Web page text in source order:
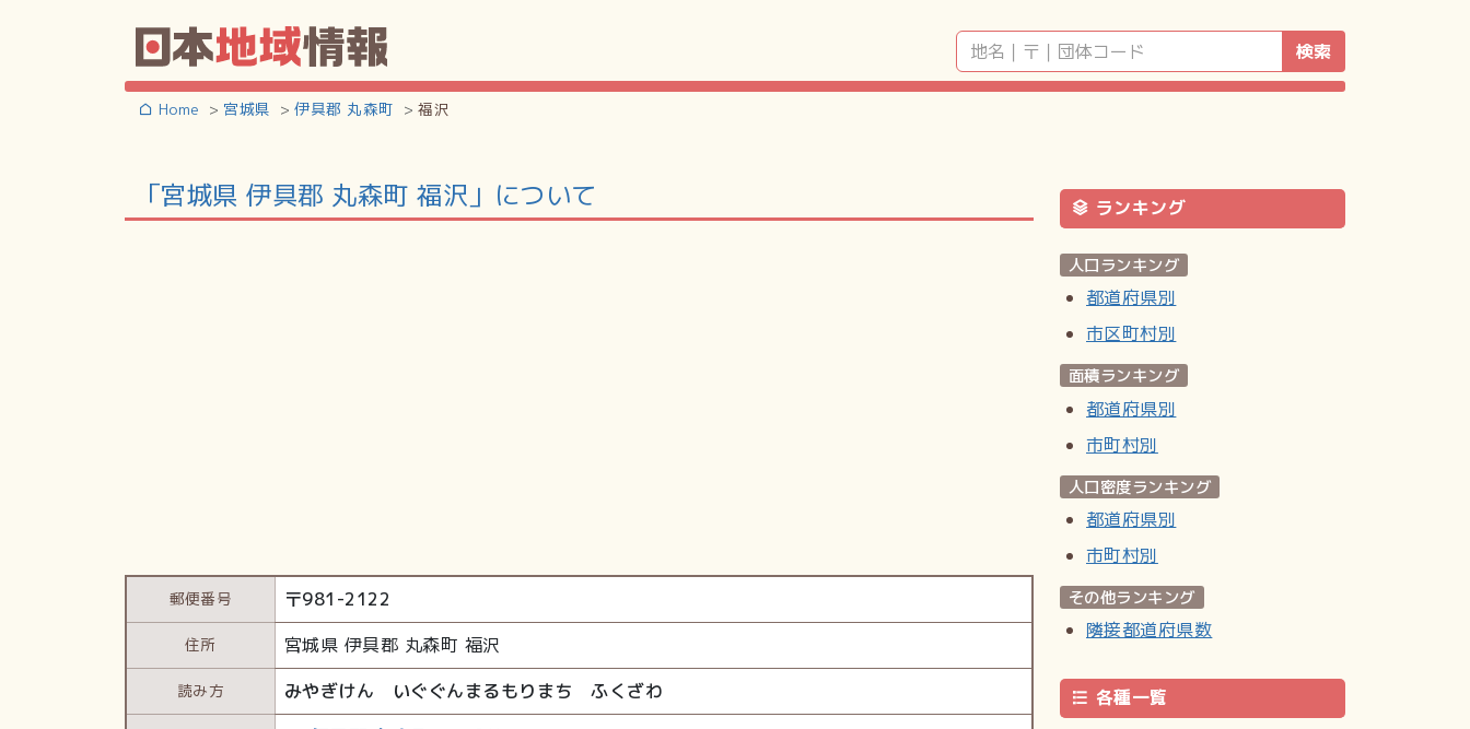
検索
Home 宮城県 伊具郡 丸森町 福沢
「宮城県 伊具郡 丸森町 福沢」について
郵便番号 〒981-2122
住所 宮城県 伊具郡 丸森町 福沢
読み方 みやぎけん いぐぐんまるもりまち ふくざわ
ランキング
人口ランキング
都道府県別
市区町村別
面積ランキング
都道府県別
市町村別
人口密度ランキング
都道府県別
市町村別
その他ランキング
隣接都道府県数
各種一覧